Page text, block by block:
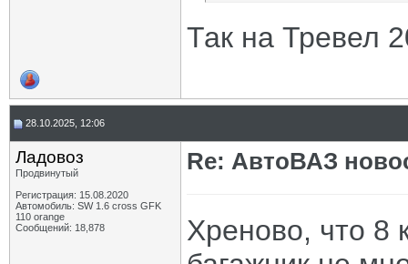
Так на Тревел
28.10.2025, 12:06
Ладовоз
Продвинутый
Регистрация: 15.08.2020
Автомобиль: SW 1.6 cross GFK
110 orange
Сообщений: 18,878
Re: АвтоВАЗ
Хреново, что 8